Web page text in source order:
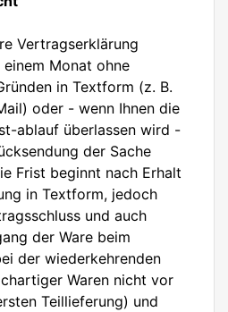
Vertragserklärung
Monat ohne
in Textform (z. B.
oder - wenn Ihnen die
ablauf überlassen wird -
der Sache
Frist beginnt nach Erhalt
in Textform, jedoch
und auch
der Ware beim
der wiederkehrenden
Waren nicht vor
Teillieferung) und